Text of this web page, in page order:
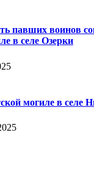
павших воинов
в селе Озерки
могиле в селе